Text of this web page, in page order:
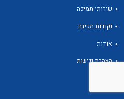
שירותי תמיכה
נקודות מכירה
אודות
הצהרת נגישות